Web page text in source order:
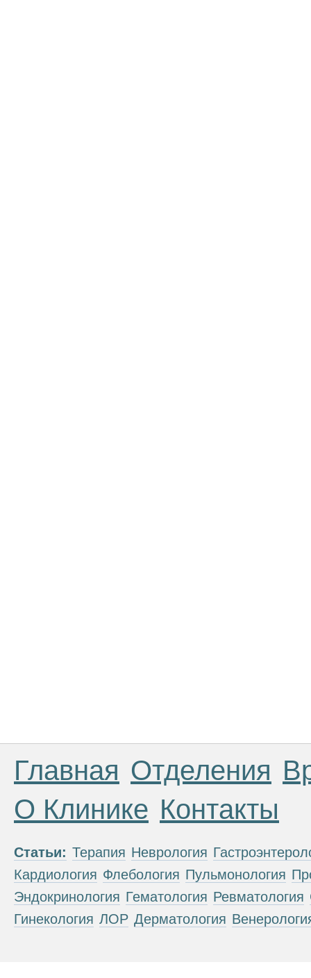
Главная Отделения
О Клинике Контакты
Статьи: Терапия Неврология
Кардиология Флебология Пульмонология
Эндокринология Гематология Ревматология
Гинекология ЛОР Дерматология